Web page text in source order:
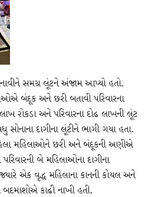
સમગ્ર લૂંટને અંજામ આપ્યો હતો.
બંદૂક અને છરી બતાવી પરિવારના
રોકડા અને પરિવારના દોઢ લાખની લૂંટ
દાગીના લૂંટીને ભાગી ગયા હતા.
મહિલાઓને છરી અને બંદૂકની અણીએ
બે મહિલાઓના દાગીના
એક વૃદ્ધ મહિલાના કાનની કોયલ અને
કાઢી નાખી હતી.